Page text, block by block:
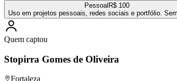
Pessoal R$ 100
Uso em projetos pessoais, redes sociais e portfólio.
Quem captou
Stopirra Gomes de Oliveira
Fortaleza